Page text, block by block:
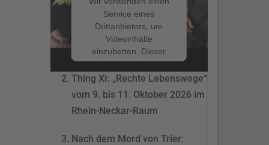
Service eines
Drittanbieters, um
Videoinhalte
einzubetten. Dieser
Service kann Daten zu
Ihren Aktivitäten
sammeln. Bitte lesen
Sie die Details durch
und stimmen Sie der
zu, um dieses Video
Nach dem Mord von Trier:
Patrioten werden aktiv
Thing XI: „Rechte Lebenswege“
vom 9. bis 11. Oktober 2026 im
Rhein-Neckar-Raum
Nach dem Mord von Trier: